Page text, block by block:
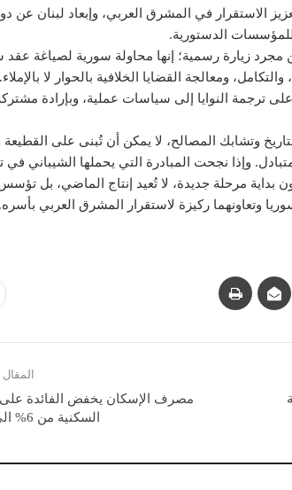
الاستقرار في المشرق العربي، وإبعاد لبنان عن
للمؤسسات الدستورية.
مجرد زيارة رسمية؛ إنها محاولة سورية لصياغة
ومعالجة القضايا الخلافية بالحوار لا
ترجمة النوايا إلى سياسات عملية، وبإرادة
وتشابك المصالح، لا يمكن أن تُبنى على
وإذا نجحت المبادرة التي يحملها الشيباني في
مرحلة جديدة، لا تُعيد إنتاج الماضي، بل
وتعاونهما ركيزة لاستقرار المشرق العربي بأسره.
المقال
مصرف الإسكان يخفض الفائدة
السكنية من 6% الى 5،75%